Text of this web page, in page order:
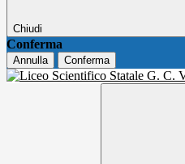
Chiudi
Conferma
Annulla Conferma